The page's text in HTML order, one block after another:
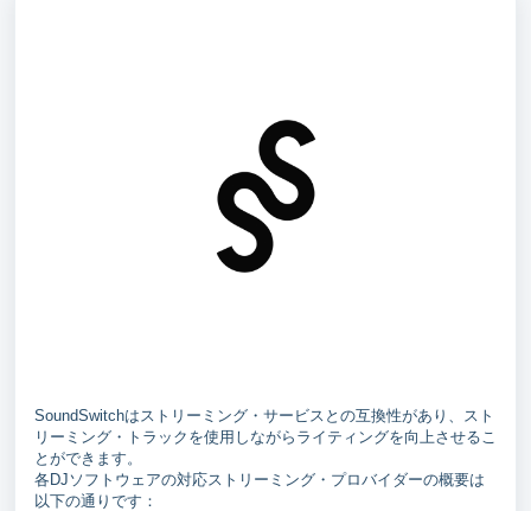
SoundSwitchはストリーミング・サービスとの互換性があり、スト
リーミング・トラックを使用しながらライティングを向上させるこ
とができます。
各DJソフトウェアの対応ストリーミング・プロバイダーの概要は
以下の通りです：